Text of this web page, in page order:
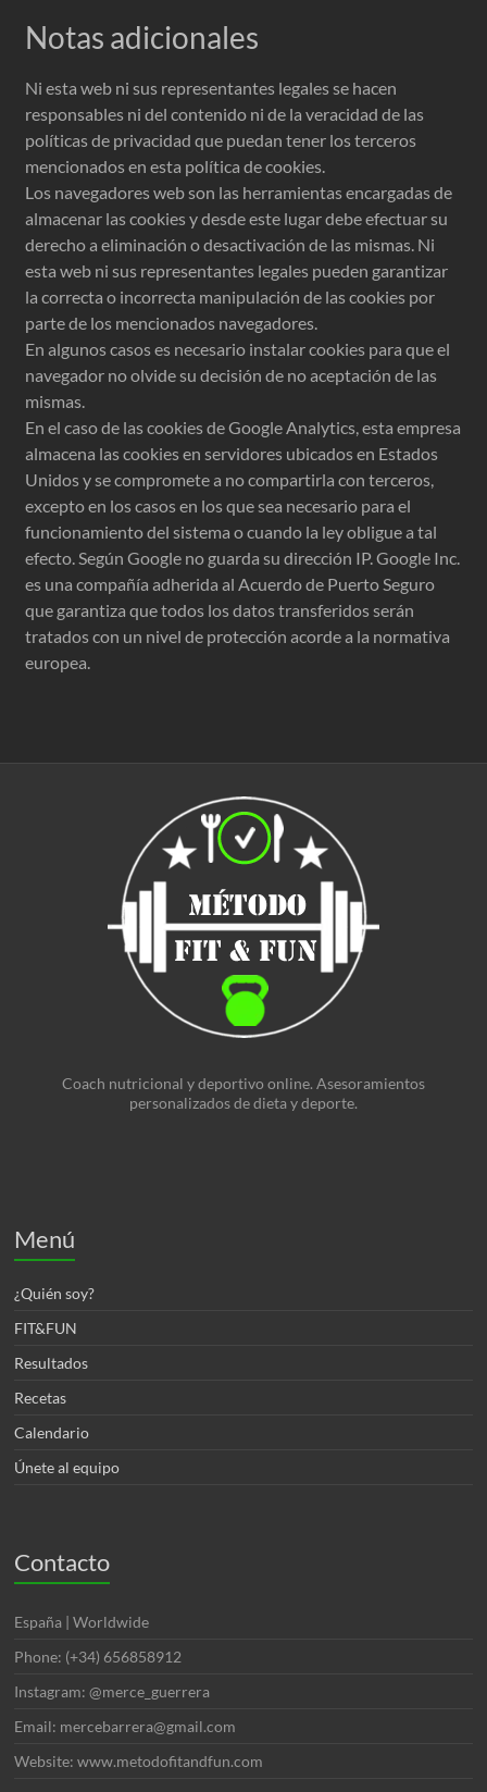
Notas adicionales
Ni esta web ni sus representantes legales se hacen
responsables ni del contenido ni de la veracidad de las
políticas de privacidad que puedan tener los terceros
mencionados en esta política de cookies.
Los navegadores web son las herramientas encargadas de
almacenar las cookies y desde este lugar debe efectuar su
derecho a eliminación o desactivación de las mismas. Ni
esta web ni sus representantes legales pueden garantizar
la correcta o incorrecta manipulación de las cookies por
parte de los mencionados navegadores.
En algunos casos es necesario instalar cookies para que el
navegador no olvide su decisión de no aceptación de las
mismas.
En el caso de las cookies de Google Analytics, esta empresa
almacena las cookies en servidores ubicados en Estados
Unidos y se compromete a no compartirla con terceros,
excepto en los casos en los que sea necesario para el
funcionamiento del sistema o cuando la ley obligue a tal
efecto. Según Google no guarda su dirección IP. Google Inc.
es una compañía adherida al Acuerdo de Puerto Seguro
que garantiza que todos los datos transferidos serán
tratados con un nivel de protección acorde a la normativa
europea.
Coach nutricional y deportivo online. Asesoramientos
personalizados de dieta y deporte.
Menú
¿Quién soy?
FIT&FUN
Resultados
Recetas
Calendario
Únete al equipo
Contacto
España | Worldwide
Phone: (+34) 656858912
Instagram: @merce_guerrera
Email: mercebarrera@gmail.com
Website: www.metodofitandfun.com